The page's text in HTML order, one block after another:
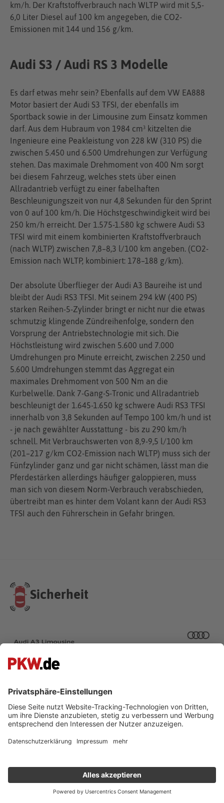
km/h. Der Kraftstoffverbrauch nach WLTP wird mit 5,5-
6,0 Liter Diesel auf 100 km angegeben, die CO2-
Emissionen mit 144 und 156 g/km.
Audi S3 / Audi RS 3 Modelle
Es darf etwas mehr sein? Ebenfalls auf dem VW EA888
Motor basiert der Audi S3 TFSI, der ebenfalls im
Sportback sowie in der Limousine zum Einsatz kommen
darf. Aus dem Hubraum von 1984 cm³ kitzelten die
Ingenieure eine Peakleistung von 228 kW (310 PS) die
zwischen 5.450 und 6.500 Umdrehungen zur Verfügung
stehen. Das maximale Drehmoment von 400 Nm sorgt
bei diesem Fahrzeug, welches stets über einen
Allradantrieb verfügt zu einer fabelhaften
Beschleunigungszeit von nur 4,8 Sekunden für den Sprint
von 0 auf 100 km/h. Die Höchstgeschwindigkeit wird bei
250 km/h erreicht. Der 1.575-1.580 kg schwere Audi S3
TFSI wird mit einem kombinierten Kraftstoffverbrauch
(nach WLTP) zwischen 7,8–8,3 l/100 km angeben. (CO2-
Emission nach WLTP, kombiniert: 178–188 g/km).
Der absolute Überflieger der Audi A3 Baureihe ist und
bleibt der Audi RS3 TFSI. Mit seinem 294 kW (400 PS)
starken Reihen-5-Zylinder bringt er nicht nur die etwas
schmutzig klingende Zündreihenfolge, sondern den
Vorsprung der Antriebstechnologie mit sich. Die
Höchstleistung wird zwischen 5.600 und 7.000
Umdrehungen pro Minute erreicht, zwischen 2.250 und
5.600 Umdrehungen stemmt das Aggregat ein
maximales Drehmoment von 500 Nm an die
Kurbelwelle. Dank 7-Gang-S-Tronic und Allradantrieb
beschleunigt der 1.645-1.650 kg schwere Audi RS3 TFSI
innerhalb von 3,8 Sekunden auf Tempo 100 km/h und ist
- je nach gewählter Ausstattung - bis zu 290 km/h
schnell. Mit Verbrauchswerten von 8,9-9,5 l/100 km
(201–217 g/km CO2-Emission nach WLTP) muss sich der
Fünfzylinder ganz und gar nicht schämen, lässt man die
Pferdestärken allerdings häufiger galoppieren, muss
man sich von diesem Norm-Verbrauch verabschieden,
übertreibt man es hinter dem Volant kann der Audi RS3
TFSI auch den Führerschein in Gefahr bringen.
Sicherheit
Audi A3 Crashtest / Sicherheit